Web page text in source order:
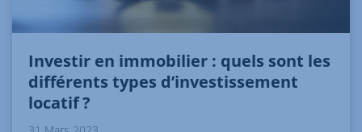
Investir en immobilier : quels sont les
différents types d’investissement
locatif ?